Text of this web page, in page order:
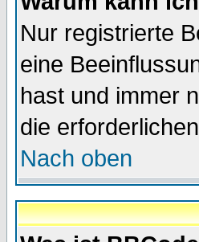
Nur registrierte
eine
hast und immer
die
Nach oben